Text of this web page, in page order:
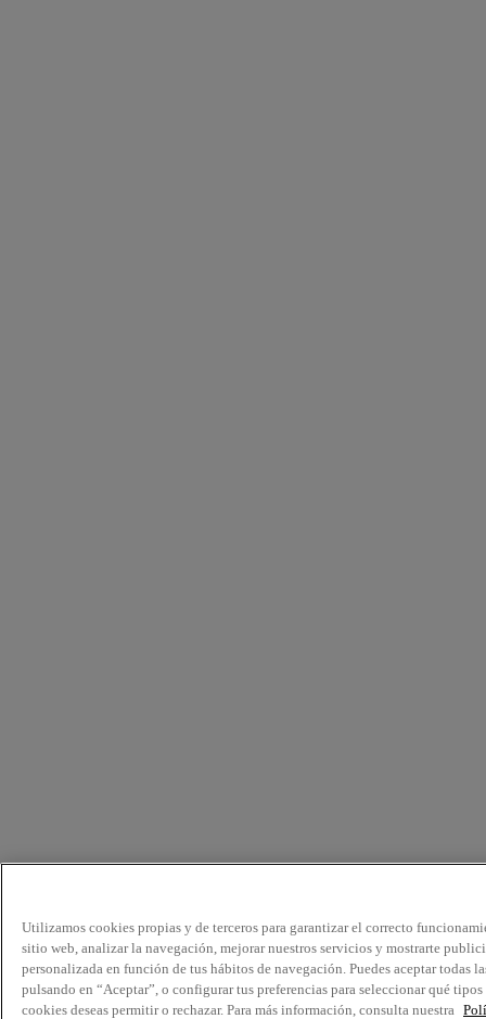
Utilizamos cookies propias y de terceros para garantizar el correcto
sitio web, analizar la navegación, mejorar nuestros servicios y mostrarte
personalizada en función de tus hábitos de navegación. Puedes aceptar todas
pulsando en “Aceptar”, o configurar tus preferencias para seleccionar qué tipos
cookies deseas permitir o rechazar. Para más información, consulta nuestra